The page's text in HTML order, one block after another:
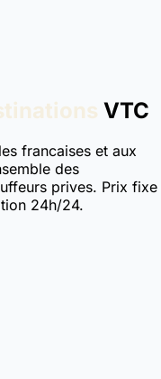
VTC
francaises et aux
des
prives. Prix fixe
24h/24.